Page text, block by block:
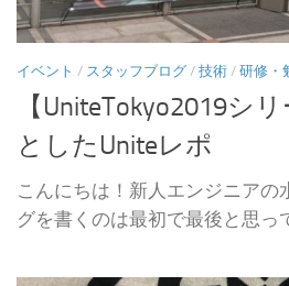
イベント / スタッフブログ / 技術 / 研修・
【UniteTokyo2019シ
としたUniteレポ
こんにちは！新人エンジニアの
グを書くのは最初で最後と思って